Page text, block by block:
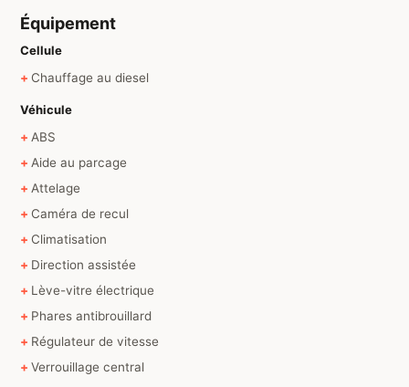
Équipement
Cellule
Chauffage au diesel
Véhicule
ABS
Aide au parcage
Attelage
Caméra de recul
Climatisation
Direction assistée
Lève-vitre électrique
Phares antibrouillard
Régulateur de vitesse
Verrouillage central